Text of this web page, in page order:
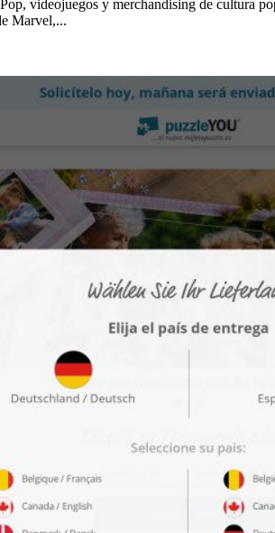
videojuegos y merchandising de cultura
Marvel,...